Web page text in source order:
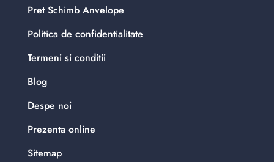
Pret Schimb Anvelope
Politica de confidentialitate
Termeni si conditii
Blog
Despe noi
Prezenta online
Sitemap